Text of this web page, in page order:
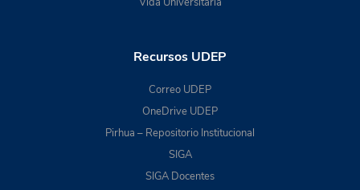
Recursos UDEP
Correo UDEP
OneDrive UDEP
Pirhua – Repositorio Institucional
SIGA
SIGA Docentes